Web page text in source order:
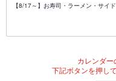
【8/17～】お寿司・ラーメン・サイ
カレンダー
下記ボタンを押し